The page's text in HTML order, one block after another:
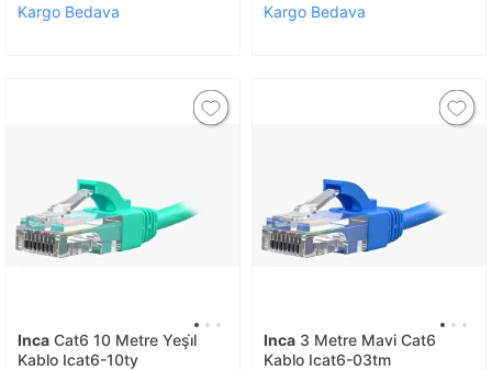
Kargo Bedava Kargo Bedava
Inca Cat6 10 Metre Yeşi̇l
Kablo Icat6-10ty
Inca 3 Metre Mavi Cat6
Kablo Icat6-03tm